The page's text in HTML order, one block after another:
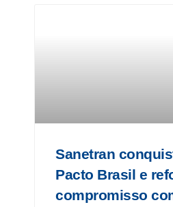
Sanetran
Pacto Brasil e
compromisso